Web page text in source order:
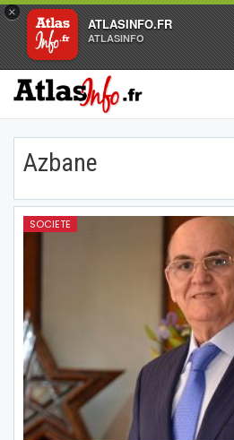
×
ATLASINFO.FR
ATLASINFO
Azbane
SOCIETE